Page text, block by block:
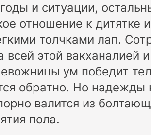
и ситуации,
отношение к дитятке
толчками лап.
этой вакханалией
ум победит
обратно. Но надежды
валится из
пола.